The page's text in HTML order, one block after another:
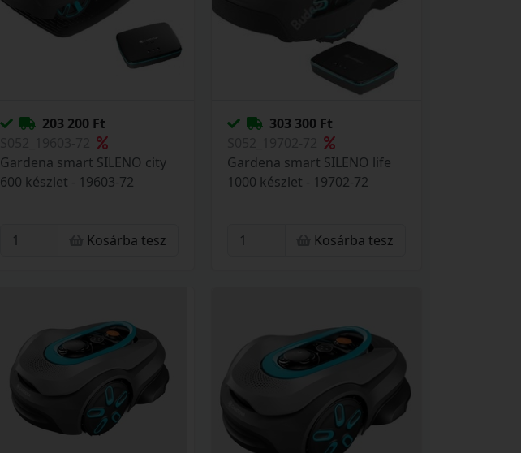
203 200 Ft
Gardena smart SILENO city
600 készlet - 19603-72
Kosárba tesz
303 300 Ft
Gardena smart SILENO life
1000 készlet - 19702-72
Kosárba tesz